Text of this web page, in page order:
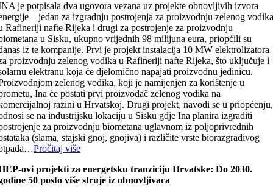
je potpisala dva ugovora vezana uz projekte obnovljivih izvora
– jedan za izgradnju postrojenja za proizvodnju zelenog
Rafineriji nafte Rijeka i drugi za postrojenje za proizvodnju
u Sisku, ukupno vrijednih 98 milijuna eura, priopćili su
iz te kompanije. Prvi je projekt instalacija 10 MW elektrolizatora
proizvodnju zelenog vodika u Rafineriji nafte Rijeka, što uključuje i
elektranu koja će djelomično napajati proizvodnu jedinicu.
zelenog vodika, koji je namijenjen za korištenje u
Ina će postati prvi proizvođač zelenog vodika na
razini u Hrvatskoj. Drugi projekt, navodi se u priopćenju,
se na industrijsku lokaciju u Sisku gdje Ina planira izgraditi
za proizvodnju biometana uglavnom iz poljoprivrednih
(slama, stajski gnoj, gnojiva) i različite vrste biorazgradivog
Pročitaj više
ovi projekti za energetsku tranziciju Hrvatske: Do 2030.
50 posto više struje iz obnovljivaca